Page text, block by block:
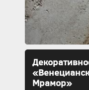
Мрамор»